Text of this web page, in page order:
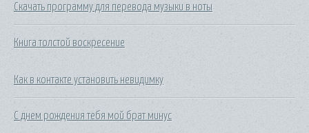
Скачать программу для перевода музыки в ноты
Книга толстой воскресение
Как в контакте установить невидимку
С днем рождения тебя мой брат минус